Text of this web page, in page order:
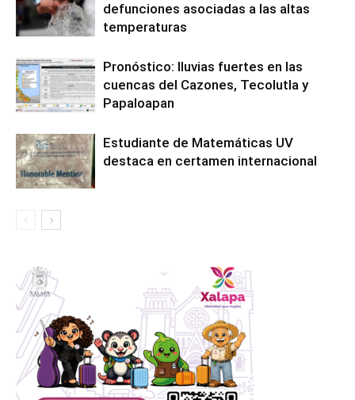
defunciones asociadas a las altas
temperaturas
Pronóstico: lluvias fuertes en las
cuencas del Cazones, Tecolutla y
Papaloapan
Estudiante de Matemáticas UV
destaca en certamen internacional